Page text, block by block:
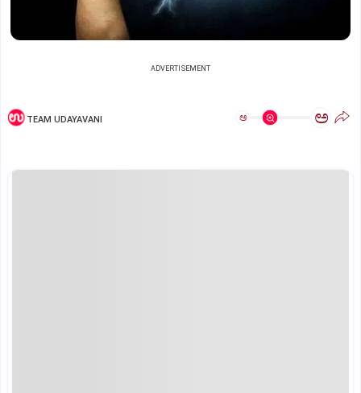
ADVERTISEMENT
TEAM UDAYAVANI ಅ ಅ